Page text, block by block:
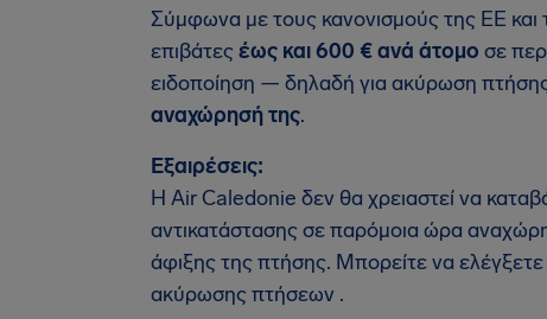
Σύμφωνα με τους κανονισμούς της ΕΕ
επιβάτεςέως και 600 € ανά άτομο σε
ειδοποίηση — δηλαδή για ακύρωση
αναχώρησή της.
Εξαιρέσεις:
Η Air Caledonie δεν θα χρειαστεί να
αντικατάστασης σε παρόμοια ώρα
άφιξης της πτήσης. Μπορείτε να ελέγξετε
ακύρωσης πτήσεων .